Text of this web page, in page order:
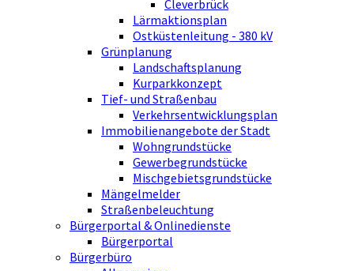
Cleverbrück
Lärmaktionsplan
Ostküstenleitung - 380 kV
Grünplanung
Landschaftsplanung
Kurparkkonzept
Tief- und Straßenbau
Verkehrsentwicklungsplan
Immobilienangebote der Stadt
Wohngrundstücke
Gewerbegrundstücke
Mischgebietsgrundstücke
Mängelmelder
Straßenbeleuchtung
Bürgerportal & Onlinedienste
Bürgerportal
Bürgerbüro